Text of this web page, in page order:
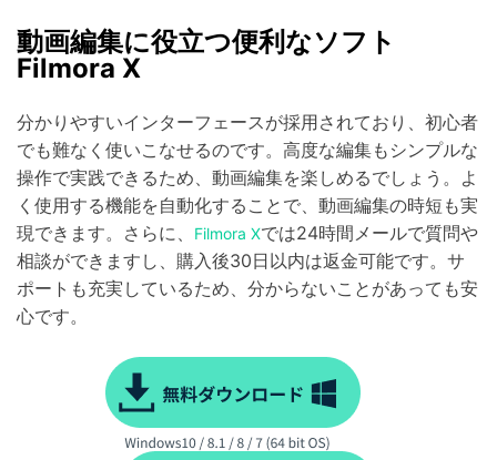
動画編集に役立つ便利なソフト
Filmora X
分かりやすいインターフェースが採用されており、初心者
でも難なく使いこなせるのです。高度な編集もシンプルな
操作で実践できるため、動画編集を楽しめるでしょう。よ
く使用する機能を自動化することで、動画編集の時短も実
現できます。さらに、
Filmora Xでは24時間メールで質問や
相談ができますし、購入後30日以内は返金可能です。サ
ポートも充実しているため、分からないことがあっても安
心です。